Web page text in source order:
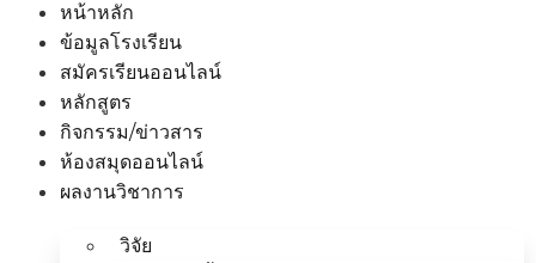
หน้าหลัก
ข้อมูลโรงเรียน
สมัครเรียนออนไลน์
หลักสูตร
กิจกรรม/ข่าวสาร
ห้องสมุดออนไลน์
ผลงานวิชาการ
วิจัย